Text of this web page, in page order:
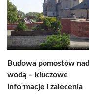
Budowa pomostów nad
wodą – kluczowe
informacje i zalecenia